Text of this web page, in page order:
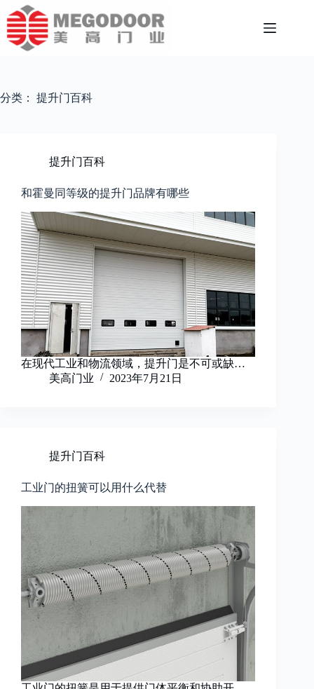
至
内
分类： 提升门百科
提升门百科
和霍曼同等级的提升门品牌有哪些
在现代工业和物流领域，提升门是不可或缺…
美高门业
2023年7月21日
提升门百科
工业门的扭簧可以用什么代替